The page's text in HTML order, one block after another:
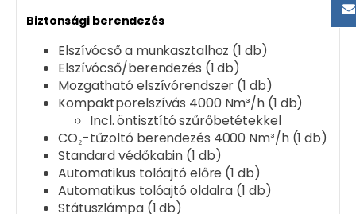
Biztonsági berendezés
Elszívócső a munkasztalhoz (1 db)
Elszívócső/berendezés (1 db)
Mozgatható elszívórendszer (1 db)
Kompaktporelszívás 4000 Nm³/h (1 db)
Incl. öntisztító szűrőbetétekkel
CO₂-tűzoltó berendezés 4000 Nm³/h (1 db)
Standard védőkabin (1 db)
Automatikus tolóajtó előre (1 db)
Automatikus tolóajtó oldalra (1 db)
Státuszlámpa (1 db)